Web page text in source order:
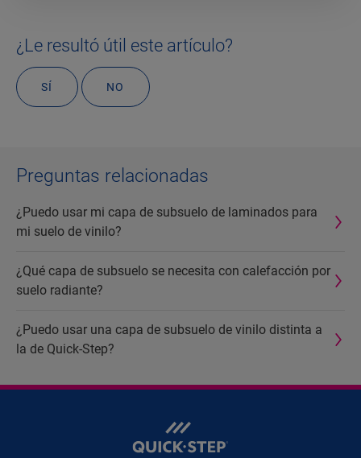
¿Le resultó útil este artículo?
SÍ NO
Preguntas relacionadas
¿Puedo usar mi capa de subsuelo de laminados para
mi suelo de vinilo?
¿Qué capa de subsuelo se necesita con calefacción por
suelo radiante?
¿Puedo usar una capa de subsuelo de vinilo distinta a
la de Quick-Step?